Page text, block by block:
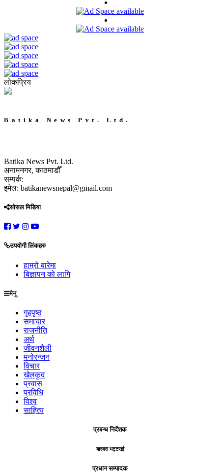
लोकप्रिय
Batika News Pvt. Ltd.
Batika News Pvt. Ltd.
अनामनगर, काठमाडौँ
सम्पर्क:
इमेल: batikanewsnepal@gmail.com
सोसल मिडिया
उपयोगी लिंकहरु
हाम्रो बारेमा
बिज्ञापन को लागि
मेनु
गृहपृष्ठ
समाचार
राजनीति
अर्थ
जीवनशैली
मनोरन्जन
विचार
खेलकुद
प्रवास
प्रविधि
विश्व
साहित्य
प्रबन्ध निर्देशक
बारबरा भट्टराई
प्रधान सम्पादक